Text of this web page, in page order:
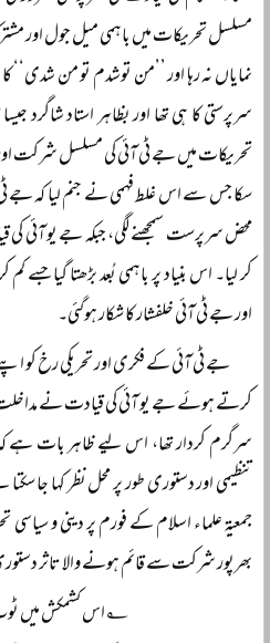
مسلسل تحریکات میں باہمی میل جول اور
نمایاں نہ رہا اور ’’من توشدم تو من شدی‘‘
سرپرستی کا ہی تھا اور بظاہر استاد شاگرد
تحریکات میں جے ٹی آئی کی مسلسل شرکت
سکا جس سے اس غلط فہمی نے جنم لیا کہ جے
محض سرپرست سمجھنے لگی، جبکہ جے یو آئی
کر لیا۔ اس بنیاد پر باہمی بُعد بڑھتا گیا
اور جے ٹی آئی خلفشار کا شکار ہوگئی۔
جے ٹی آئی کے فکری اور تحریکی رخ کو
کرتے ہوئے جے یو آئی کی قیادت نے مداخلت
سرگرم کردار تھا، اس لیے ظاہر بات ہے
تنظیمی اور دستوری طور پر محل نظر کہا جا
جمعیۃ علماء اسلام کے فورم پر دینی و
بھرپور شرکت سے قائم ہونے والا تاثر
؂ اس کشمکش میں ٹوٹ گیا رشتہ چاہ کا